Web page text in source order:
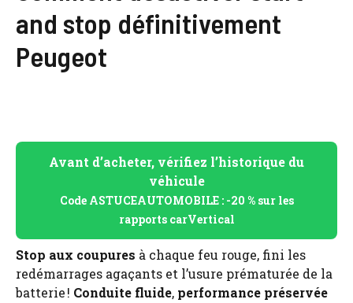
and stop définitivement
Peugeot
Avant d’acheter, vérifiez l’historique du
véhicule
Code ASTUCEAUTOMOBILE : -20 % sur les
rapports carVertical
Stop aux coupures à chaque feu rouge, fini les
redémarrages agaçants et l’usure prématurée de la
batterie ! Conduite fluide, performance préservée